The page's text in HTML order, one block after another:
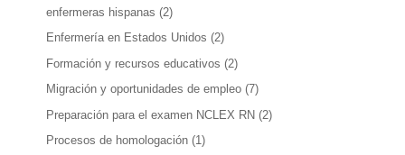
enfermeras hispanas (2)
Enfermería en Estados Unidos (2)
Formación y recursos educativos (2)
Migración y oportunidades de empleo (7)
Preparación para el examen NCLEX RN (2)
Procesos de homologación (1)